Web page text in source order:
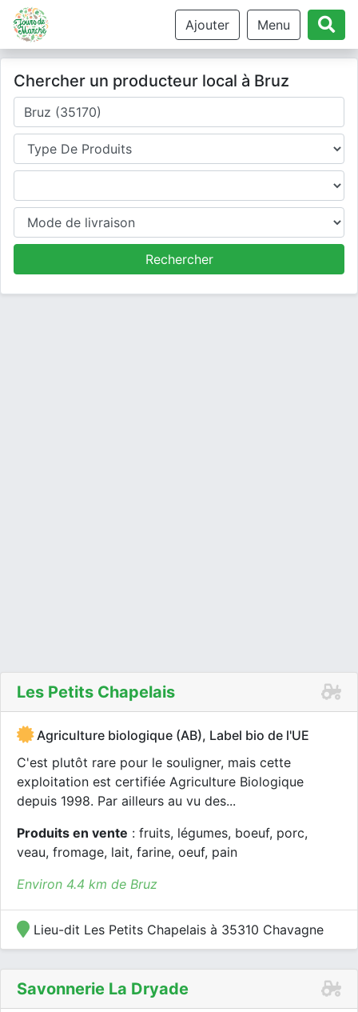
Ajouter Menu
Chercher un producteur local à Bruz
Où cherchez-vous un producteur ?
Type de produits
Produits
Mode de livraison
Rechercher
Les Petits Chapelais
Agriculture biologique (AB), Label bio de l'UE
C'est plutôt rare pour le souligner, mais cette
exploitation est certifiée Agriculture Biologique
depuis 1998. Par ailleurs au vu des...
Produits en vente : fruits, légumes, boeuf, porc,
veau, fromage, lait, farine, oeuf, pain
Environ 4.4 km de Bruz
Lieu-dit Les Petits Chapelais à 35310 Chavagne
Savonnerie La Dryade